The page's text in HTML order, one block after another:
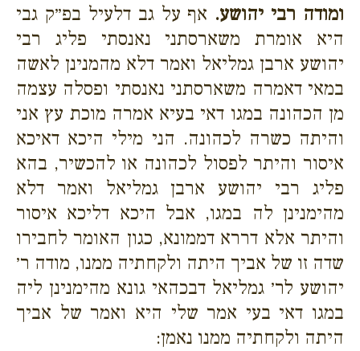
ומודה רבי יהושע. אף על גב דלעיל בפ״ק גבי
היא אומרת משארסתני נאנסתי פליג רבי
יהושע ארבן גמליאל ואמר דלא מהמנינן לאשה
במאי דאמרה משארסתני נאנסתי ופסלה עצמה
מן הכהונה במגו דאי בעיא אמרה מוכת עץ אני
והיתה כשרה לכהונה. הני מילי היכא דאיכא
איסור והיתר לפסול לכהונה או להכשיר, בהא
פליג רבי יהושע ארבן גמליאל ואמר דלא
מהימנינן לה במגו, אבל היכא דליכא איסור
והיתר אלא דררא דממונא, כגון האומר לחבירו
שדה זו של אביך היתה ולקחתיה ממנו, מודה ר׳
יהושע לר׳ גמליאל דבכהאי גונא מהימנינן ליה
במגו דאי בעי אמר שלי היא ואמר של אביך
היתה ולקחתיה ממנו נאמן: